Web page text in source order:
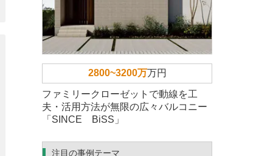
2800~3200万万円
ファミリークローゼットで動線を工
夫・活用方法が無限の広々バルコニー
「SINCE BiSS」
注目の事例テーマ